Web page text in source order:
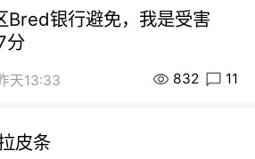
Bred银行避免，我是受害
分
天13:33 832 11
皮条